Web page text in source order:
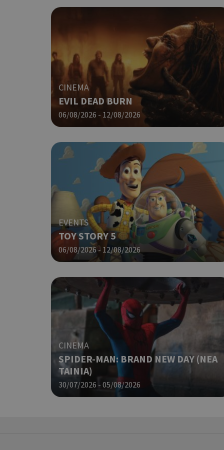
CINEMA
EVIL DEAD BURN
06/08/2026 - 12/08/2026
EVENTS
TOY STORY 5
06/08/2026 - 12/08/2026
CINEMA
SPIDER-MAN: BRAND NEW DAY (ΝΕΑ
ΤΑΙΝΙΑ)
30/07/2026 - 05/08/2026
PHPSESSID
takeOverCookie
LangCookie
PHPSESSID